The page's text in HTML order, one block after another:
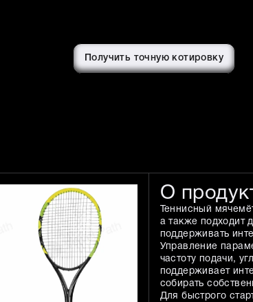
Получить точную котировку
О
Теннисный
а также подходит
поддерживать
Управление
частоту подачи,
поддерживает
собирать
Для быстрого